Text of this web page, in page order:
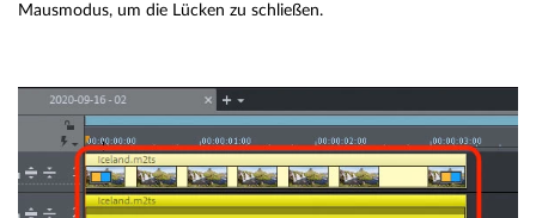
Mausmodus, um die Lücken zu schließen.